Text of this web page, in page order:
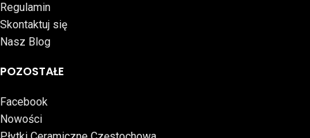
Regulamin
Skontaktuj się
Nasz Blog
POZOSTAŁE
Facebook
Nowości